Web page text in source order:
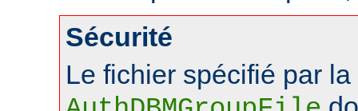
Sécurité
Le fichier spécifié par